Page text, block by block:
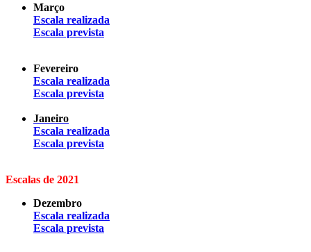
Março
Escala realizada
Escala prevista
Fevereiro
Escala realizada
Escala prevista
Janeiro
Escala realizada
Escala prevista
Escalas de 2021
Dezembro
Escala realizada
Escala prevista